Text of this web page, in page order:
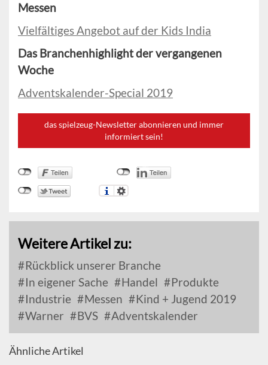
Messen
Vielfältiges Angebot auf der Kids India
Das Branchenhighlight der vergangenen
Woche
Adventskalender-Special 2019
das spielzeug-Newsletter abonnieren und immer
informiert sein!
Weitere Artikel zu:
Rückblick unserer Branche
In eigener Sache
Handel
Produkte
Industrie
Messen
Kind + Jugend 2019
Warner
BVS Adventskalender
Ähnliche Artikel